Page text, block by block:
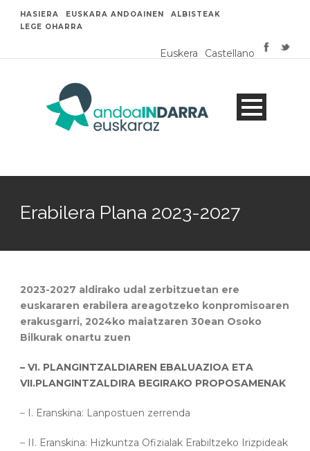
HASIERA EUSKARA ANDOAINEN
ALBISTEAK
LEGE OHARRA
Euskera Castellano
Erabilera Plana 2023-2027
2023-2027 aldirako udal zerbitzuetan ere
euskararen erabilera areagotzeko konpromisoaren
erakusgarri, 2024ko maiatzaren 30ean Osoko
Bilkurak onartu zuen
– VI. PLANGINTZALDIAREN EBALUAZIOA ETA
VII.PLANGINTZALDIRA BEGIRAKO PROPOSAMENAK
– I. Eranskina: Lanpostuen zerrenda
– II. Eranskina: Hizkuntza Ofizialak Erabiltzeko Irizpideak